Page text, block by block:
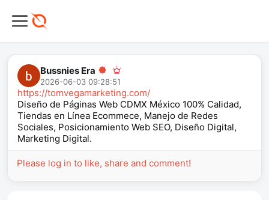
Bussnies Era
2026-06-03 09:28:51
https://tomvegamarketing.com/
Diseño de Páginas Web CDMX México 100% Calidad,
Tiendas en Línea Ecommece, Manejo de Redes
Sociales, Posicionamiento Web SEO, Diseño Digital,
Marketing Digital.
Please log in to like, share and comment!